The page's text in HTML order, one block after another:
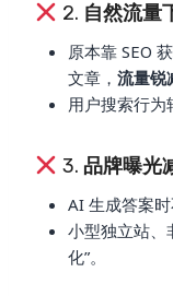
2. 自然流量
原本靠 SEO
文章， 流量锐
用户搜索行为
3. 品牌曝光
AI 生成答案
小型独立站、
化”。